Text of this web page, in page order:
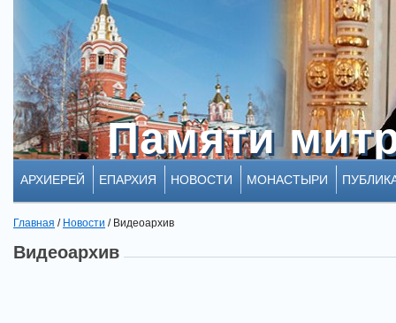
Памяти
Памяти
АРХИЕРЕЙ ЕПАРХИЯ НОВОСТИ МОНАСТЫРИ
Главная / Новости / Видеоархив
Видеоархив